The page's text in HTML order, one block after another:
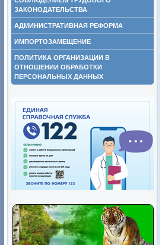
ЗАКОНОДАТЕЛЬСТВА
АДМИНИСТРАТИВНАЯ РЕФОРМА
ИМПОРТОЗАМЕЩЕНИЕ
ПОЛИТИКА ОРГАНИЗАЦИИ В
ОТНОШЕНИИ ОБРАБОТКИ
ПЕРСОНАЛЬНЫХ ДАННЫХ